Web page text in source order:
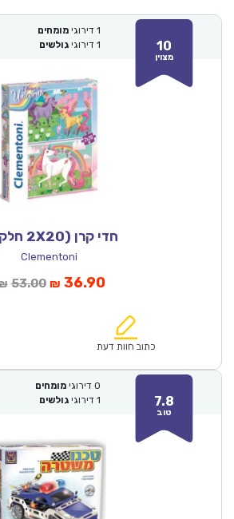
10
מצוין
1 דירוגי מומחים
1 דירוגי גולשים
חדי קרן (2X20 חלקים)
Clementoni
53.00המחיר
₪53.00.
₪ 36.90המחיר
הוא:
כתוב חוות דעת
7.8
טוב
0 דירוגי מומחים
1 דירוגי גולשים